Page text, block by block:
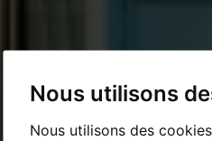
Nous utilisons
Nous utilisons des